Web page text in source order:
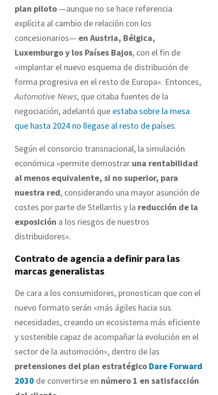
plan piloto —aunque no se hace referencia
explícita al cambio de relación con los
concesionarios— en Austria, Bélgica,
Luxemburgo y los Países Bajos, con el fin de
«implantar el nuevo esquema de distribución de
forma progresiva en el resto de Europa». Entonces,
Automotive News, que citaba fuentes de la
negociación, adelantó que estaba sobre la mesa
que hasta 2024 no llegase al resto de países.
Según el consorcio transnacional, la simulación
económica «permite demostrar una rentabilidad
al menos equivalente, si no superior, para
nuestra red, considerando una mayor asunción de
costes por parte de Stellantis y la reducción de la
exposición a los riesgos de nuestros
distribuidores».
Contrato de agencia a definir para las
marcas generalistas
De cara a los consumidores, pronostican que con el
nuevo formato serán «más ágiles hacia sus
necesidades, creando un ecosistema más eficiente
y sostenible capaz de acompañar la evolución en el
sector de la automoción», dentro de las
pretensiones del plan estratégico Dare Forward
2030 de convertirse en número 1 en satisfacción